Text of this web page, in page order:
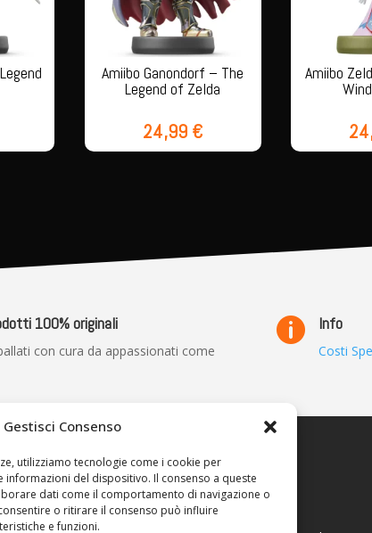
Gestisci Consenso
utilizziamo tecnologie come i cookie per
informazioni del dispositivo. Il consenso a queste
dati come il comportamento di navigazione o
o ritirare il consenso può influire
e funzioni.
Amiibo Ganondorf – The
Legend of Zelda
24,99 €
Amiibo
100% originali
con cura da appassionati come
 Info
Costi
TRASPARENZA
Privacy Policy
Cookie Policy (UE)